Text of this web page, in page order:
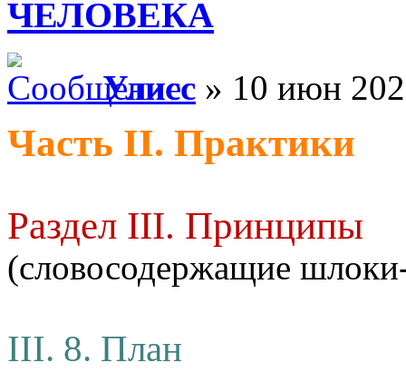
ЧЕЛОВЕКА
Улисс » 10 июн
Часть II. Практики
Раздел III. Принципы
(словосодержащие
III. 8. План